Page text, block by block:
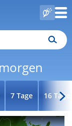
7 Tage 16 Tage